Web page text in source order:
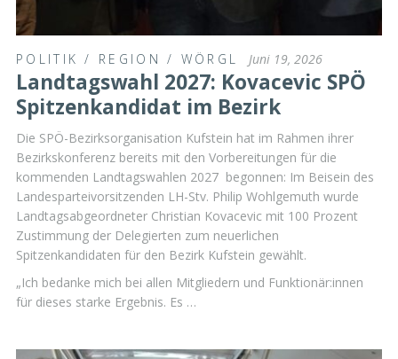
POLITIK / REGION / WÖRGL Juni 19, 2026
Landtagswahl 2027: Kovacevic SPÖ
Spitzenkandidat im Bezirk
Die SPÖ-Bezirksorganisation Kufstein hat im Rahmen ihrer
Bezirkskonferenz bereits mit den Vorbereitungen für die
kommenden Landtagswahlen 2027 begonnen: Im Beisein des
Landesparteivorsitzenden LH-Stv. Philip Wohlgemuth wurde
Landtagsabgeordneter Christian Kovacevic mit 100 Prozent
Zustimmung der Delegierten zum neuerlichen
Spitzenkandidaten für den Bezirk Kufstein gewählt.
„Ich bedanke mich bei allen Mitgliedern und Funktionär:innen
für dieses starke Ergebnis. Es …